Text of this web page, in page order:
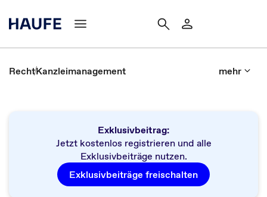
RechtKanzleimanagement mehr
Exklusivbeitrag:
Jetzt kostenlos registrieren und alle
Exklusivbeiträge nutzen.
Exklusivbeiträge freischalten